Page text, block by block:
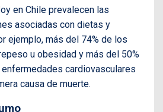
en Chile prevalecen las
asociadas con dietas y
ejemplo, más del 74% de los
u obesidad y más del 50%
cardiovasculares
causa de muerte.